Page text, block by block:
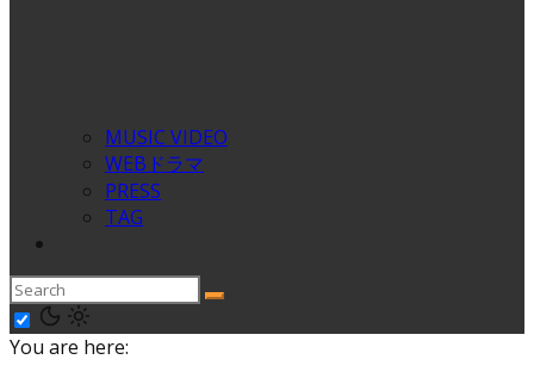
MUSIC VIDEO
WEBドラマ
PRESS
TAG
You are here: